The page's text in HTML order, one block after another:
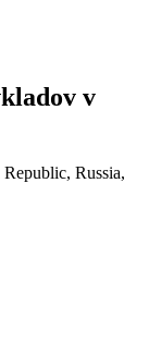
v
Russia,